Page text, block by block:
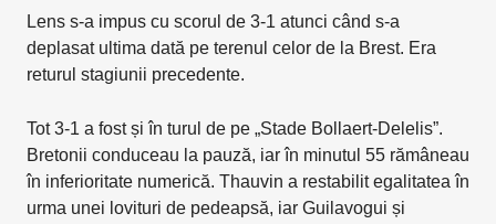
Lens s-a impus cu scorul de 3-1 atunci când s-a
deplasat ultima dată pe terenul celor de la Brest. Era
returul stagiunii precedente.
Tot 3-1 a fost și în turul de pe „Stade Bollaert-Delelis”.
Bretonii conduceau la pauză, iar în minutul 55 rămâneau
în inferioritate numerică. Thauvin a restabilit egalitatea în
urma unei lovituri de pedeapsă, iar Guilavogui și